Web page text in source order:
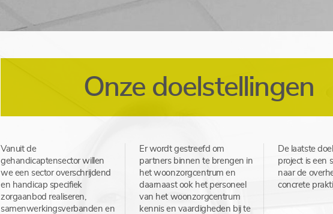
Onze doelstellingen
Vanuit de
gehandicaptensector willen
we een sector overschrijdend
en handicap specifiek
zorgaanbod realiseren,
samenwerkingsverbanden en
Er wordt gestreefd om
partners binnen te brengen in
het woonzorgcentrum en
daarnaast ook het personeel
van het woonzorgcentrum
kennis en vaardigheden bij te
De laatste
project is een
naar de
concrete